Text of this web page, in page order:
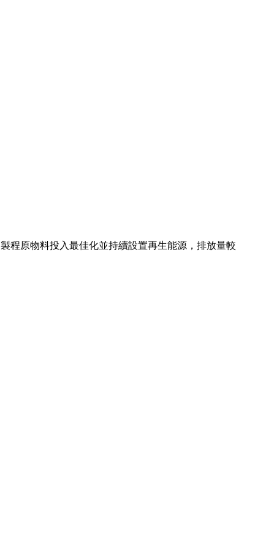
程原物料投入最佳化並持續設置再生能源，排放量較